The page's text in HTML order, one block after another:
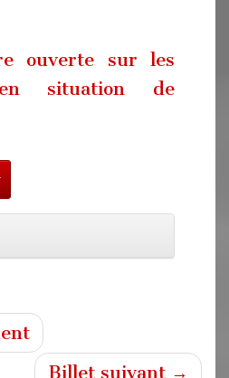
ouverte sur les
situation de
Billet suivant →